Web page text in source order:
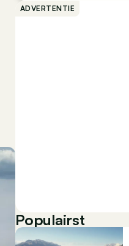
ADVERTENTIE
Populairst